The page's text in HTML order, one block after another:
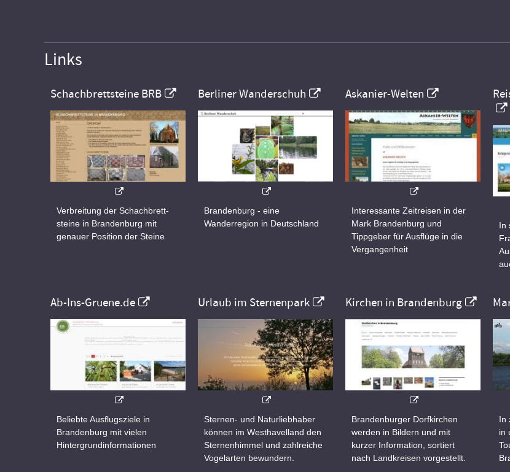
Links
Schachbrettsteine BRB
Verbreitung der Schachbrett-
steine in Brandenburg mit
genauer Position der Steine
Berliner Wanderschuh
Brandenburg - eine
Wanderregion in Deutschland
Askanier-Welten
Interessante Zeitreisen in der
Mark Brandenburg und
Tippgeber für Ausflüge in die
Vergangenheit
In
Ab-Ins-Gruene.de
Beliebte Ausflugsziele in
Brandenburg mit vielen
Hintergrundinformationen
Urlaub im Sternenpark
Sternen- und Naturliebhaber
können im Westhavelland den
Sternenhimmel und zahlreiche
Vogelarten bewundern.
Kirchen in Brandenburg
Brandenburger Dorfkirchen
werden in Bildern und mit
kurzer Information, sortiert
nach Landkreisen vorgestellt.
In
in